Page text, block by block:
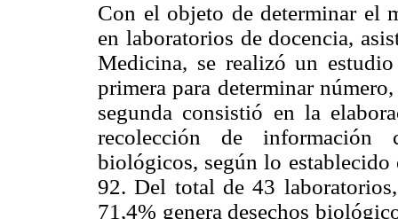
Con el objeto de determinar el
en laboratorios de docencia,
Medicina, se realizó un
primera para determinar
segunda consistió en la
recolección de información
biológicos, según lo
92. Del total de 43
71,4% genera desechos